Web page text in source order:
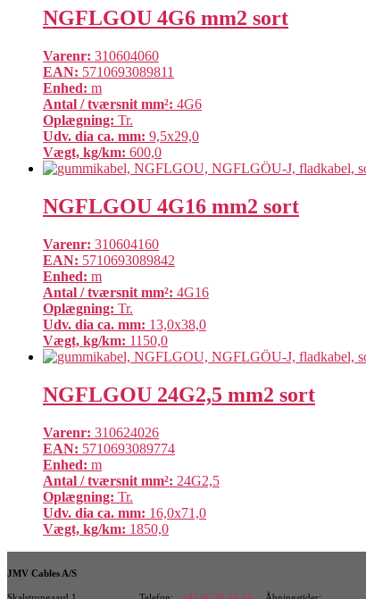
NGFLGOU 4G6 mm2 sort
Varenr: 310604060
EAN: 5710693089811
Enhed: m
Antal / tværsnit mm²: 4G6
Oplægning: Tr.
Udv. dia ca. mm: 9,5x29,0
Vægt, kg/km: 600,0
NGFLGOU 4G16 mm2 sort
Varenr: 310604160
EAN: 5710693089842
Enhed: m
Antal / tværsnit mm²: 4G16
Oplægning: Tr.
Udv. dia ca. mm: 13,0x38,0
Vægt, kg/km: 1150,0
NGFLGOU 24G2,5 mm2 sort
Varenr: 310624026
EAN: 5710693089774
Enhed: m
Antal / tværsnit mm²: 24G2,5
Oplægning: Tr.
Udv. dia ca. mm: 16,0x71,0
Vægt, kg/km: 1850,0
JMV Cables A/S